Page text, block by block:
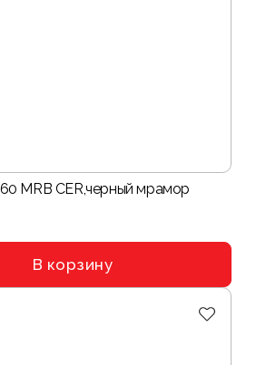
MRB CER,черный мрамор
В корзину